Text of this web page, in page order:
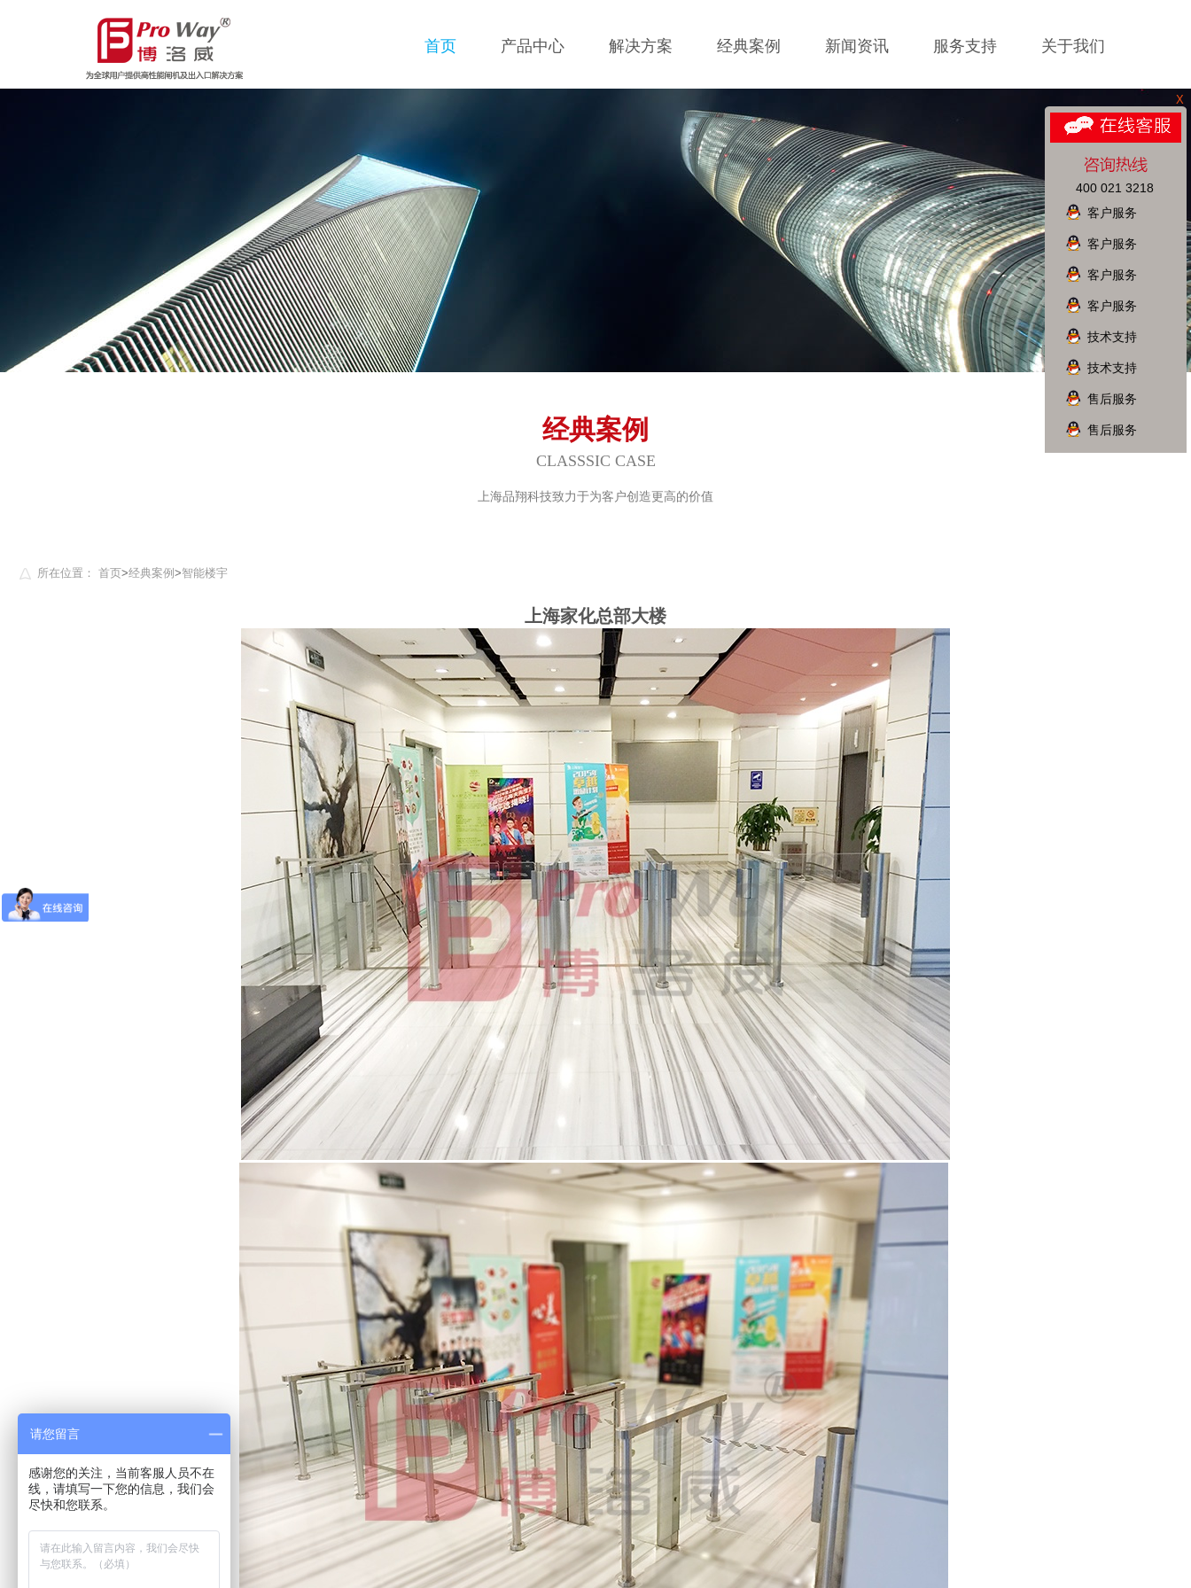
首页 产品中心 解决方案 经典案例 新闻资讯 服务支持 关于我们
经典案例
CLASSSIC CASE
上海品翔科技致力于为客户创造更高的价值
所在位置： 首页>经典案例 >智能楼宇
上海家化总部大楼
X
400 021 3218
客户服务
客户服务
客户服务
客户服务
技术支持
技术支持
售后服务
售后服务
请您留言
感谢您的关注，当前客服人员不在
线，请填写一下您的信息，我们会
尽快和您联系。